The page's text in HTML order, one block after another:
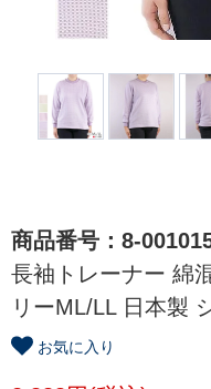
商品番号：8-
長袖トレーナー 綿
リーML/LL 日本製
お気に入り